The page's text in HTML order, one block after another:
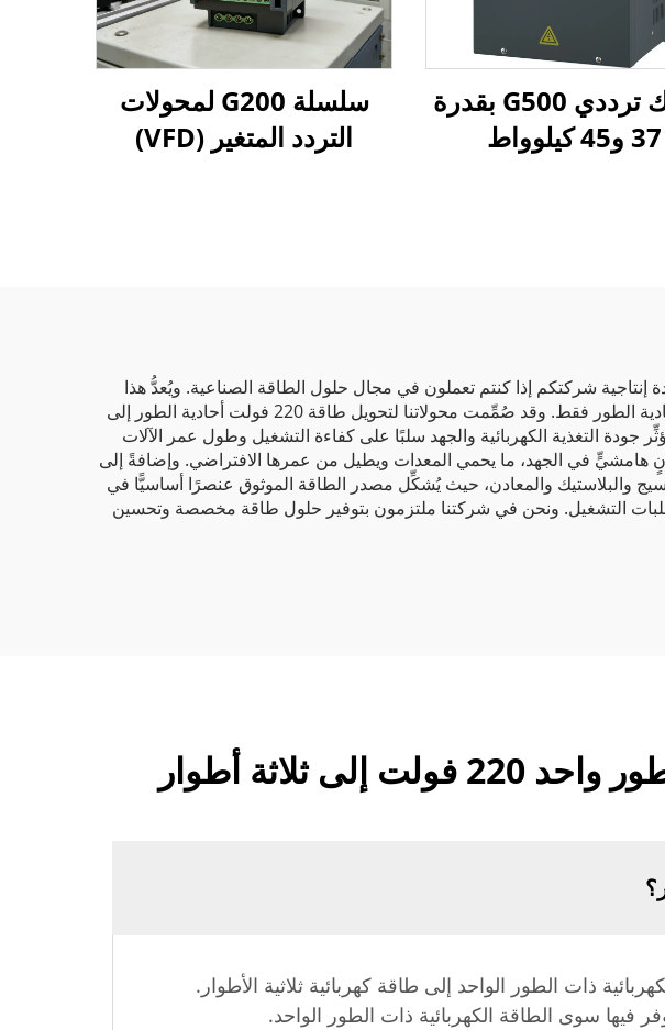
محرك ترددي G500 بقدرة
37 و45 كيلوواط
سلسلة G200 لمحولات
التردد المتغير (VFD)
لزيادة إنتاجية شركتكم إذا كنتم تعملون في مجال حلول الطاقة الصناعية. ويُعدُّ هذا
المحول ضروريًّا في المناطق التي تتطلَّب طاقة ثلاثية الأطوار لتشغيل الآلات الكبيرة، مع توافر طاقة أحادية الطور فقط. وقد صُمِّمت محولاتنا لتحويل طاقة 220 فولت أحادية الطور إلى
جودة التغذية الكهربائية والجهد سلبًا على كفاءة التشغيل وطول عمر الآلات
هامشيٍّ في الجهد، ما يحمي المعدات ويطيل من عمرها الافتراضي. وإضافةً إلى
والبلاستيك والمعادن، حيث يُشكِّل مصدر الطاقة الموثوق عنصرًا أساسيًّا في
التشغيل. ونحن في شركتنا ملتزمون بتوفير حلول طاقة مخصصة وتحسين
ثلاثة أطوار
يحوّل الطاقة الكهربائية ذات الطور الواحد إلى طاقة كهربائية ثلاثية الأطوار.
فيها سوى الطاقة الكهربائية ذات الطور الواحد.